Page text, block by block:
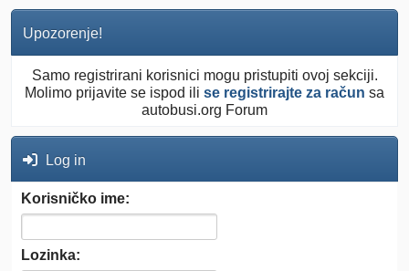
Upozorenje!
Samo registrirani korisnici mogu pristupiti ovoj sekciji.
Molimo prijavite se ispod ili se registrirajte za račun sa
autobusi.org Forum
Log in
Korisničko ime:
Lozinka: